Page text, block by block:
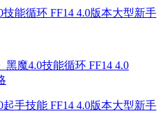
技能循环 FF14 4.0版本大型新手
起手技能 FF14 4.0版本大型新手